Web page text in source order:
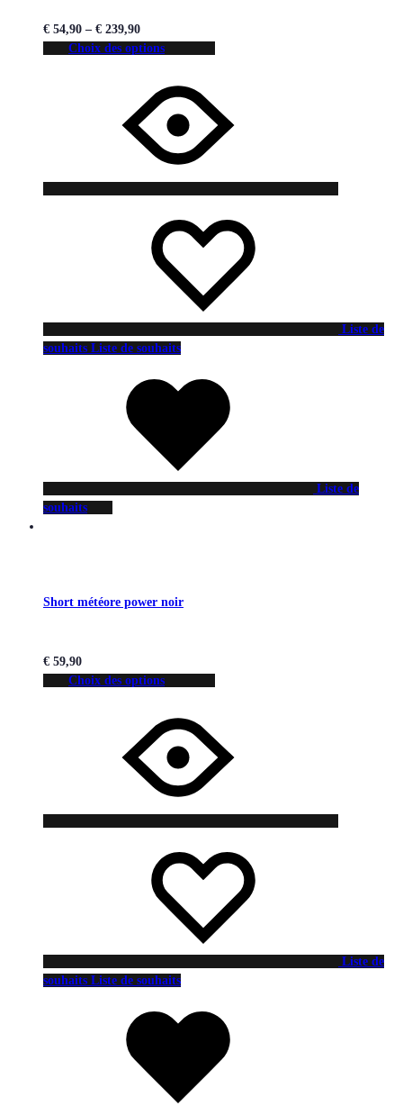
€ 54,90 – € 239,90
Choix des options
Liste de
souhaits Liste de souhaits
Liste de
souhaits
Short météore power noir
€ 59,90
Choix des options
Liste de
souhaits Liste de souhaits